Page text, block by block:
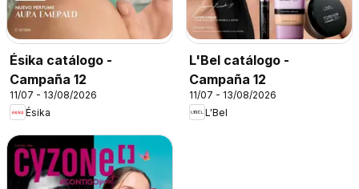
Ésika catálogo -
Campaña 12
11/07 - 13/08/2026
Ésika
L'Bel catálogo -
Campaña 12
11/07 - 13/08/2026
L'Bel